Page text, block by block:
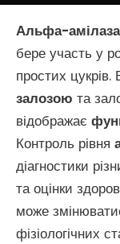
Альфа-амілаза
бере участь у
простих
залозою та
відображає
Контроль рівня
діагностики
та оцінки
може
фізіологічних